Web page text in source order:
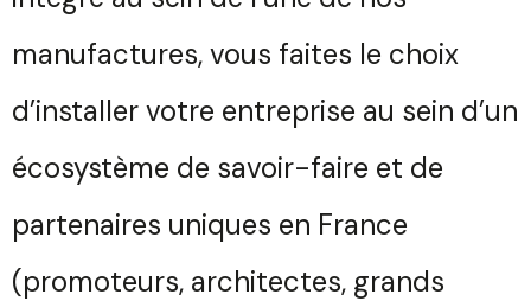
manufactures, vous faites le choix
d’installer votre entreprise au sein d’un
écosystème de savoir-faire et de
partenaires uniques en France
(promoteurs, architectes, grands